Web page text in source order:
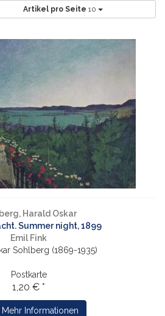
Artikel pro Seite 10
Harald Oskar
Summer night, 1899
Emil Fink
Sohlberg (1869-1935)
Postkarte
1,20 € *
Mehr Informationen